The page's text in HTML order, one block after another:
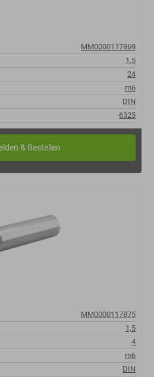
MM0000117869
1,5
24
m6
DIN
6325
MM0000117875
1,5
4
m6
DIN